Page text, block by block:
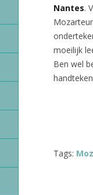
Nantes.
moeilijk
Ben wel
Tags: